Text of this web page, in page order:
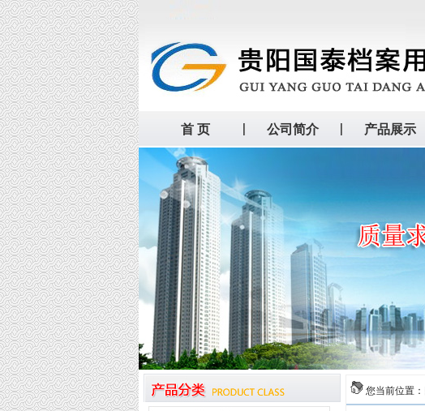
首 页 公司简介 产品展示
您当前位置：